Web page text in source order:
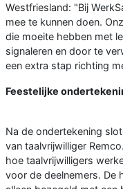
Westfriesland: "Bij
mee te kunnen doen.
die moeite hebben met
signaleren en door te
een extra stap richting
Feestelijke
Na de ondertekening
van taalvrijwilliger
hoe taalvrijwilligers
voor de deelnemers. De